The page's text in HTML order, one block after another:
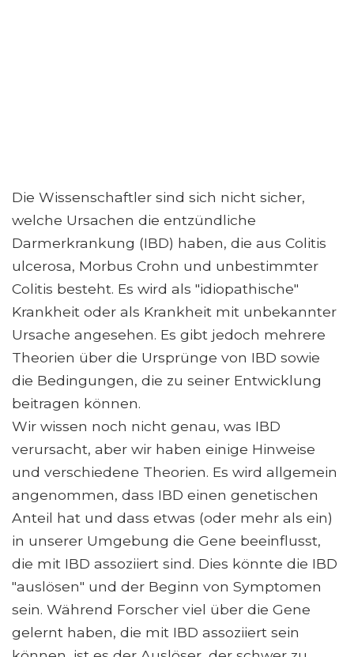
Die Wissenschaftler sind sich nicht sicher,
welche Ursachen die entzündliche
Darmerkrankung (IBD) haben, die aus Colitis
ulcerosa, Morbus Crohn und unbestimmter
Colitis besteht. Es wird als "idiopathische"
Krankheit oder als Krankheit mit unbekannter
Ursache angesehen. Es gibt jedoch mehrere
Theorien über die Ursprünge von IBD sowie
die Bedingungen, die zu seiner Entwicklung
beitragen können.
Wir wissen noch nicht genau, was IBD
verursacht, aber wir haben einige Hinweise
und verschiedene Theorien. Es wird allgemein
angenommen, dass IBD einen genetischen
Anteil hat und dass etwas (oder mehr als ein)
in unserer Umgebung die Gene beeinflusst,
die mit IBD assoziiert sind. Dies könnte die IBD
"auslösen" und der Beginn von Symptomen
sein. Während Forscher viel über die Gene
gelernt haben, die mit IBD assoziiert sein